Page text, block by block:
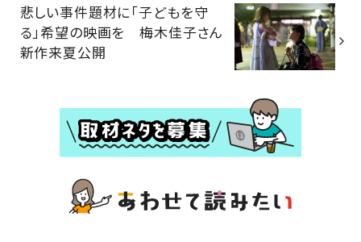
悲しい事件題材に「子どもを守
る」希望の映画を 梅木佳子さん
新作来夏公開